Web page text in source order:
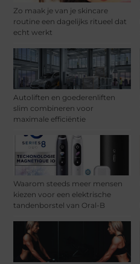
Zo maak je van je skincare
routine een dagelijks ritueel dat
echt werkt
Autoliften en goederenliften
slim combineren voor
maximale efficiëntie
Waarom steeds meer mensen
kiezen voor een elektrische
tandenborstel van Oral-B